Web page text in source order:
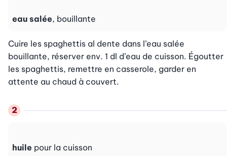
eau salée, bouillante
Cuire les spaghettis al dente dans l’eau salée
bouillante, réserver env. 1 dl d’eau de cuisson. Égoutter
les spaghettis, remettre en casserole, garder en
attente au chaud à couvert.
huile pour la cuisson